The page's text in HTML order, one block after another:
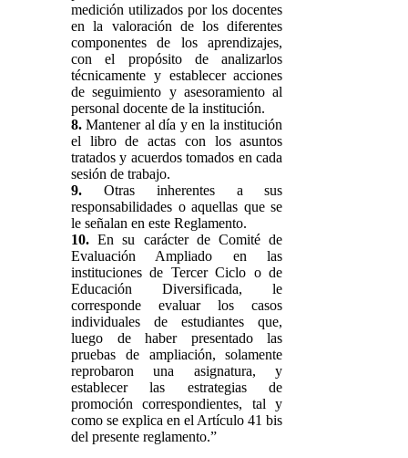
medición utilizados por los docentes
en la valoración de los diferentes
componentes de los aprendizajes,
con el propósito de analizarlos
técnicamente y establecer acciones
de seguimiento y asesoramiento al
personal docente de la institución.
8. Mantener al día y en la institución
el libro de actas con los asuntos
tratados y acuerdos tomados en cada
sesión de trabajo.
9. Otras inherentes a sus
responsabilidades o aquellas que se
le señalan en este Reglamento.
10. En su carácter de Comité de
Evaluación Ampliado en las
instituciones de Tercer Ciclo o de
Educación Diversificada, le
corresponde evaluar los casos
individuales de estudiantes que,
luego de haber presentado las
pruebas de ampliación, solamente
reprobaron una asignatura, y
establecer las estrategias de
promoción correspondientes, tal y
como se explica en el Artículo 41 bis
del presente reglamento.”